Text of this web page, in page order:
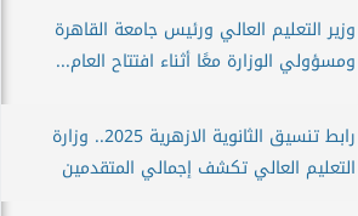
وزير التعليم العالي ورئيس جامعة القاهرة
ومسؤولي الوزارة معًا أثناء افتتاح العام...
رابط تنسيق الثانوية الازهرية 2025.. وزارة
التعليم العالي تكشف إجمالي المتقدمين